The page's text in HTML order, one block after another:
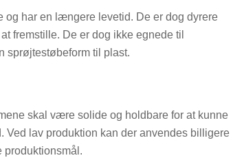
og har en længere levetid. De er dog dyrere
fremstille. De er dog ikke egnede til
sprøjtestøbeform til plast.
skal være solide og holdbare for at kunne
Ved lav produktion kan der anvendes billigere
produktionsmål.